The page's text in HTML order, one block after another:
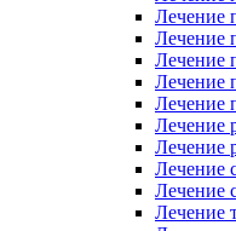
Лечение
Лечение
Лечение
Лечение
Лечение
Лечение
Лечение
Лечение
Лечение
Лечение